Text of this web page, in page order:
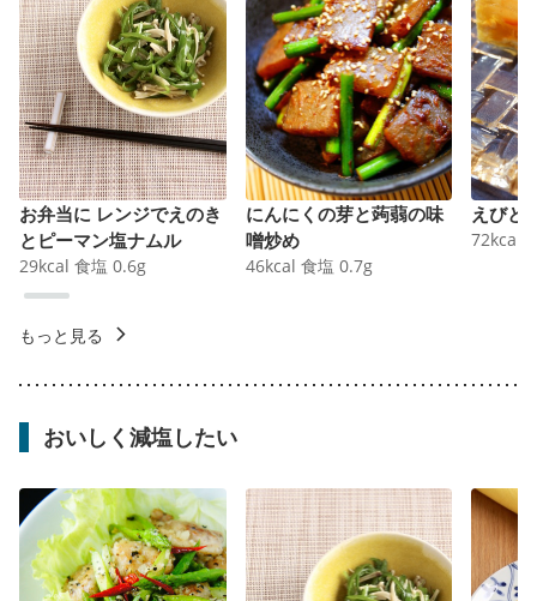
お弁当に レンジでえのき
とピーマン塩ナムル
29kcal 食塩 0.6g
にんにくの芽と蒟蒻の味
噌炒め
46kcal 食塩 0.7g
えびと
72kcal
もっと見る
おいしく減塩したい